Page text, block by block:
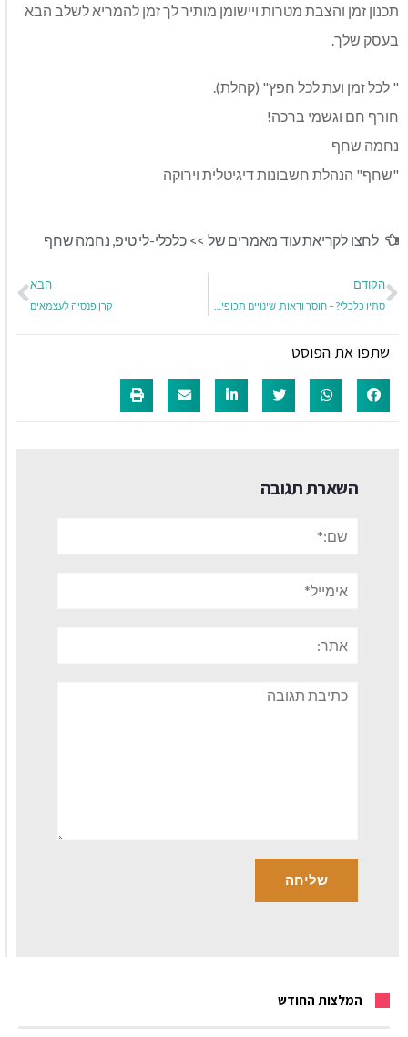
תכנון זמן והצבת מטרות ויישומן מותיר לך זמן להמריא לשלב הבא
בעסק שלך.
" לכל זמן ועת לכל חפץ" (קהלת).
חורף חם וגשמי ברכה!
נחמה שחף
"שחף" הנהלת חשבונות דיגיטלית וירוקה
לחצו לקריאת עוד מאמרים של >> כלכלי-לי טיפ, נחמה שחף
הקודם הבא
קרן פנסיה לעצמאים
שתפו את הפוסט
השארת תגובה
תגובה
המלצות החודש